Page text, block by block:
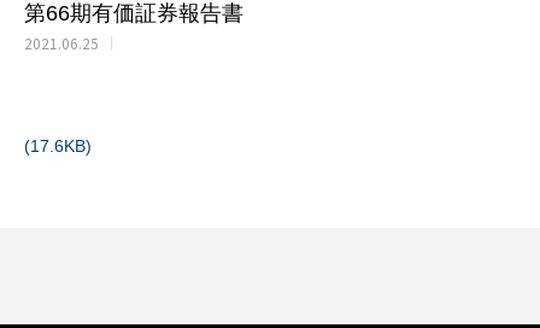
第66期有価証券報告書
2021.06.25
(17.6KB)